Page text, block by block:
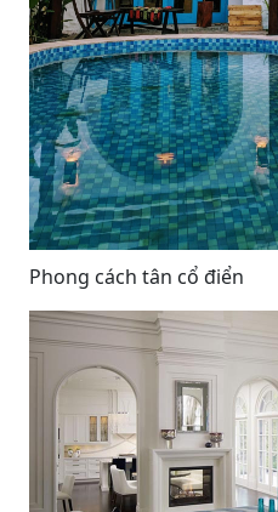
Phong cách tân cổ điển